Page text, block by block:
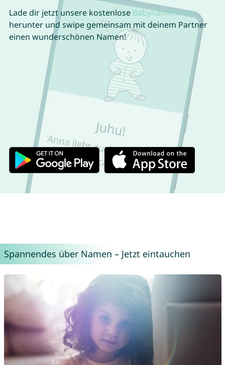
Lade dir jetzt unsere kostenlose Babynamen App
herunter und swipe gemeinsam mit deinem Partner
einen wunderschönen Namen!
Spannendes über Namen – Jetzt eintauchen